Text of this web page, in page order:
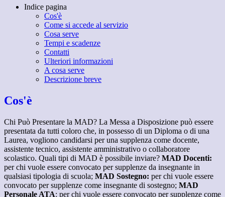
Indice pagina
Cos'è
Come si accede al servizio
Cosa serve
Tempi e scadenze
Contatti
Ulteriori informazioni
A cosa serve
Descrizione breve
Cos'è
Chi Può Presentare la MAD? La Messa a Disposizione può essere
presentata da tutti coloro che, in possesso di un Diploma o di una
Laurea, vogliono candidarsi per una supplenza come docente,
assistente tecnico, assistente amministrativo o collaboratore
scolastico. Quali tipi di MAD è possibile inviare? MAD Docenti:
per chi vuole essere convocato per supplenze da insegnante in
qualsiasi tipologia di scuola; MAD Sostegno: per chi vuole essere
convocato per supplenze come insegnante di sostegno; MAD
Personale ATA: per chi vuole essere convocato per supplenze come